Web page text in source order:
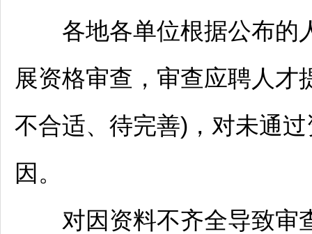
各地各单位根据公布的
展资格审查，审查应聘人才
不合适、待完善)，对未通
因。
对因资料不齐全导致审查